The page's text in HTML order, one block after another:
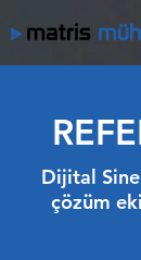
Dijital
çözüm